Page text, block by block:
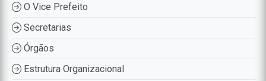
O Vice Prefeito
Secretarias
Órgãos
Estrutura Organizacional